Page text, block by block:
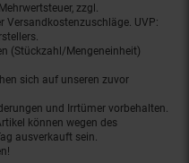
zzgl.
Versandkostenzuschläge. UVP:
(Stückzahl/Mengeneinheit)
sich auf unseren zuvor
und Irrtümer vorbehalten.
können wegen des
ausverkauft sein.